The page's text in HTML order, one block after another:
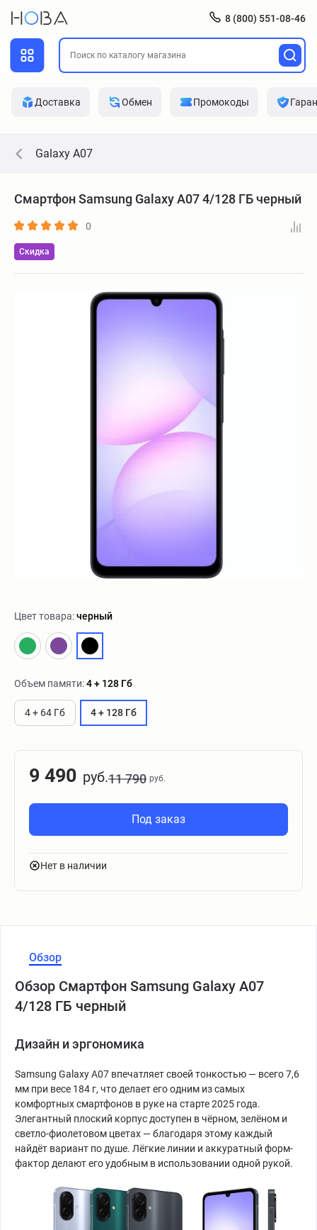
8 (800) 551-08-46
Доставка Обмен Промокоды
Galaxy A07
Смартфон Samsung Galaxy A07 4/128 ГБ черный
0
Скидка
Цвет товара:черный
Объем памяти:4 + 128 Гб
4 + 64 Гб 4 + 128 Гб
9 490 руб.11 790 руб.
Под заказ
Нет в наличии
Обзор
Обзор Смартфон Samsung Galaxy A07
4/128 ГБ черный
Дизайн и эргономика
Samsung Galaxy A07 впечатляет своей тонкостью — всего 7,6
мм при весе 184 г, что делает его одним из самых
комфортных смартфонов в руке на старте 2025 года.
Элегантный плоский корпус доступен в чёрном, зелёном и
светло-фиолетовом цветах — благодаря этому каждый
найдёт вариант по душе. Лёгкие линии и аккуратный форм-
фактор делают его удобным в использовании одной рукой.